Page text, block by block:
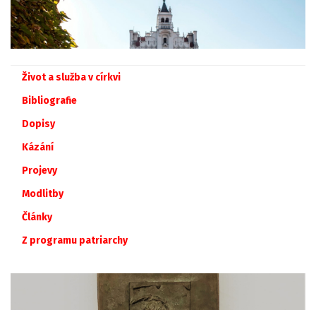
Život a služba v církvi
Bibliografie
Dopisy
Kázání
Projevy
Modlitby
Články
Z programu patriarchy